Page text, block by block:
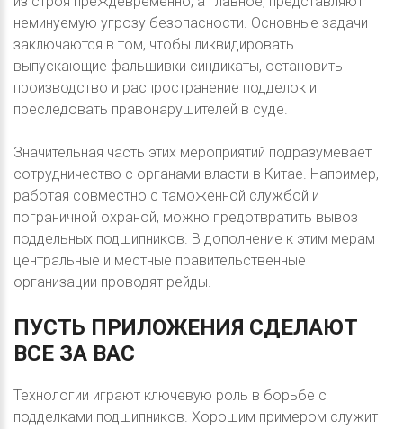
неминуемую угрозу безопасности. Основные задачи
заключаются в том, чтобы ликвидировать
выпускающие фальшивки синдикаты, остановить
производство и распространение подделок и
преследовать правонарушителей в суде.
Значительная часть этих мероприятий подразумевает
сотрудничество с органами власти в Китае. Например,
работая совместно с таможенной службой и
пограничной охраной, можно предотвратить вывоз
поддельных подшипников. В дополнение к этим мерам
центральные и местные правительственные
организации проводят рейды.
ПУСТЬ ПРИЛОЖЕНИЯ СДЕЛАЮТ
ВСЕ ЗА ВАС
Технологии играют ключевую роль в борьбе с
подделками подшипников. Хорошим примером служит